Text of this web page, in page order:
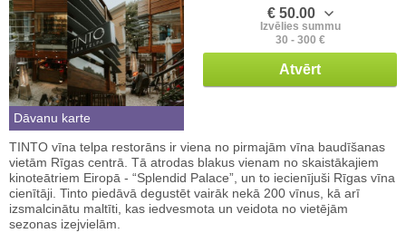
Dāvanu karte
€ 50.00
Izvēlies summu
30 - 300 €
Atvērt
TINTO vīna telpa restorāns ir viena no pirmajām vīna baudīšanas
vietām Rīgas centrā. Tā atrodas blakus vienam no skaistākajiem
kinoteātriem Eiropā - “Splendid Palace”, un to iecienījuši Rīgas vīna
cienītāji. Tinto piedāvā degustēt vairāk nekā 200 vīnus, kā arī
izsmalcinātu maltīti, kas iedvesmota un veidota no vietējām
sezonas izejvielām.